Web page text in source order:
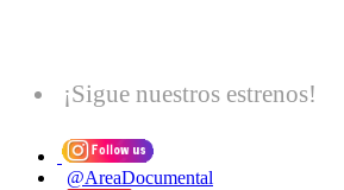
¡Sigue nuestros estrenos!
@AreaDocumental